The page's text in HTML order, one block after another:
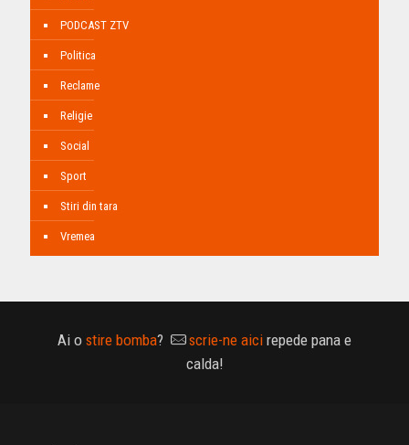
PODCAST ZTV
Politica
Reclame
Religie
Social
Sport
Stiri din tara
Vremea
Ai o stire bomba? scrie-ne aici repede pana e
calda!